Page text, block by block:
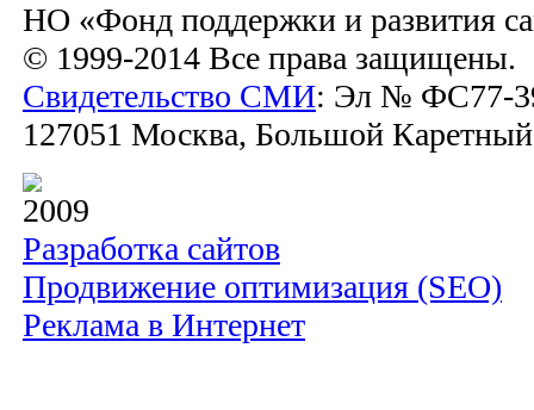
НО «Фонд поддержки и развития
© 1999-2014 Все права защищены.
Свидетельство СМИ: Эл № ФС77-
127051 Москва, Большой
2009
Разработка сайтов
Продвижение оптимизация (SEO)
Реклама в Интернет